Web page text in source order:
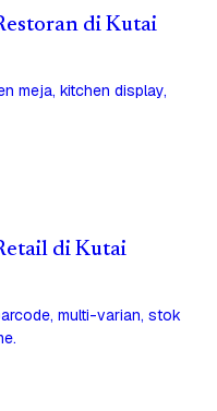
di Kutai
meja, kitchen display,
di Kutai
multi-varian, stok